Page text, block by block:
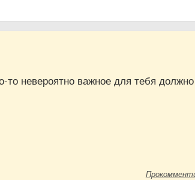
невероятно важное для тебя должно